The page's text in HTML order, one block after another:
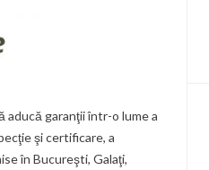
aducă garanţii într-o lume a
şi certificare, a
în Bucureşti, Galaţi,